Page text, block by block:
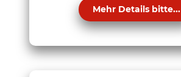
Mehr Details bitte...